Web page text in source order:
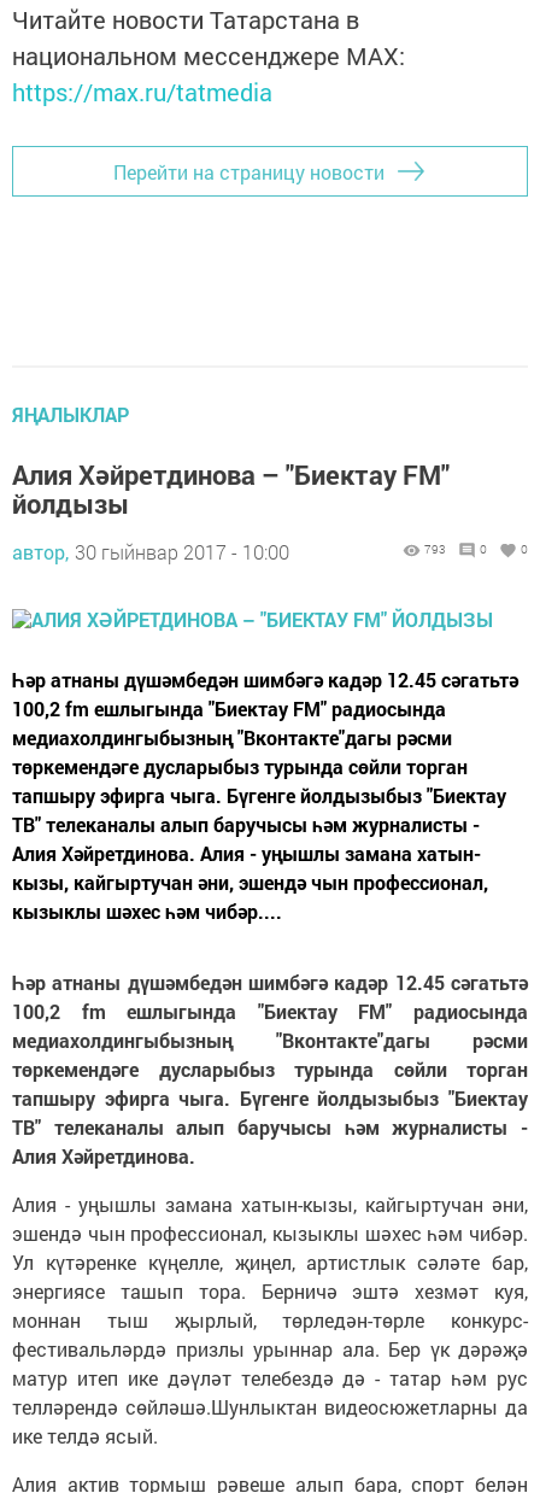
Читайте новости Татарстана в
национальном мессенджере MАХ:
https://max.ru/tatmedia
Перейти на страницу новости
ЯҢАЛЫКЛАР
Алия Хәйретдинова – "Биектау FM"
йолдызы
автор, 30 гыйнвар 2017 - 10:00 793 0 0
Һәр атнаны дүшәмбедән шимбәгә кадәр 12.45 сәгатьтә
100,2 fm ешлыгында "Биектау FM" радиосында
медиахолдингыбызның "Вконтакте"дагы рәсми
төркемендәге дусларыбыз турында сөйли торган
тапшыру эфирга чыга. Бүгенге йолдызыбыз "Биектау
ТВ" телеканалы алып баручысы һәм журналисты -
Алия Хәйретдинова. Алия - уңышлы замана хатын-
кызы, кайгыртучан әни, эшендә чын профессионал,
кызыклы шәхес һәм чибәр....
Һәр атнаны дүшәмбедән шимбәгә кадәр 12.45 сәгатьтә
100,2 fm ешлыгында "Биектау FM" радиосында
медиахолдингыбызның "Вконтакте"дагы рәсми
төркемендәге дусларыбыз турында сөйли торган
тапшыру эфирга чыга. Бүгенге йолдызыбыз "Биектау
ТВ" телеканалы алып баручысы һәм журналисты -
Алия Хәйретдинова.
Алия - уңышлы замана хатын-кызы, кайгыртучан әни,
эшендә чын профессионал, кызыклы шәхес һәм чибәр.
Ул күтәренке күңелле, җиңел, артистлык сәләте бар,
энергиясе ташып тора. Берничә эштә хезмәт куя,
моннан тыш җырлый, төрледән-төрле конкурс-
фестивальләрдә призлы урыннар ала. Бер үк дәрәҗә
матур итеп ике дәүләт телебездә дә - татар һәм рус
телләрендә сөйләшә.Шунлыктан видеосюжетларны да
ике телдә ясый.
Алия актив тормыш рәвеше алып бара, спорт белән